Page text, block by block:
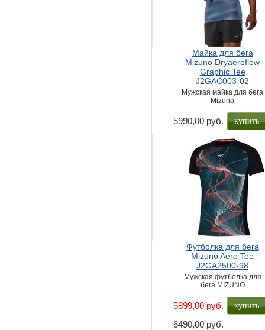
Майка для бега
Mizuno Dryaeroflow
Graphic Tee
J2GAC003-02
Мужская майка для бега
Mizuno
5990,00 руб. купить
Футболка для бега
Mizuno Aero Tee
J2GA2500-98
Мужская футболка для
бега MIZUNO
5899,00 руб.
6490,00 руб.
купить